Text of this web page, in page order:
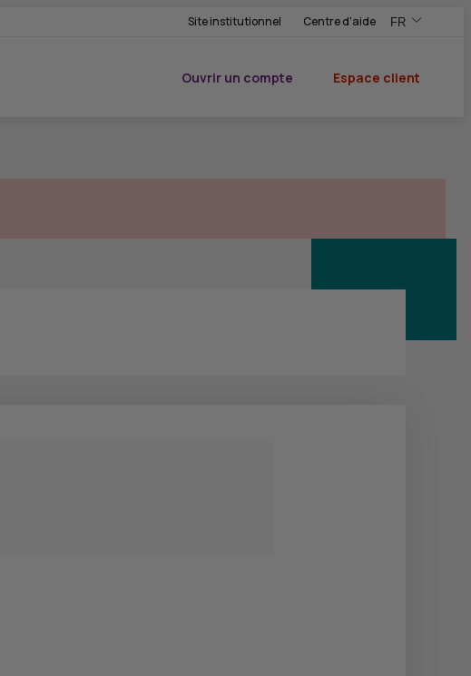
Site institutionnel Centre d'aide FR
,Version
,Changer de
Ouvrir un compte
Espace client